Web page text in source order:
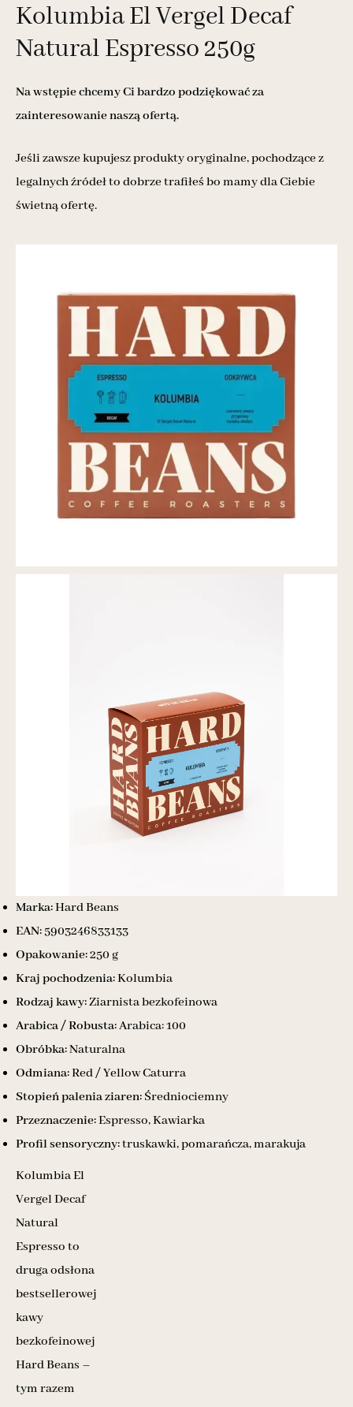
Kolumbia El Vergel Decaf
Natural Espresso 250g
Na wstępie chcemy Ci bardzo podziękować za
zainteresowanie naszą ofertą.
Jeśli zawsze kupujesz produkty oryginalne, pochodzące z
legalnych źródeł to dobrze trafiłeś bo mamy dla Ciebie
świetną ofertę.
Marka:Hard Beans
EAN:5903246833133
Opakowanie:250 g
Kraj pochodzenia:Kolumbia
Rodzaj kawy:Ziarnista bezkofeinowa
Arabica / Robusta:Arabica: 100
Obróbka:Naturalna
Odmiana:Red / Yellow Caturra
Stopień palenia ziaren: Średniociemny
Przeznaczenie:Espresso, Kawiarka
Profil sensoryczny:truskawki, pomarańcza, marakuja
Kolumbia El
Vergel Decaf
Natural
Espresso to
druga odsłona
bestsellerowej
kawy
bezkofeinowej
Hard Beans –
tym razem